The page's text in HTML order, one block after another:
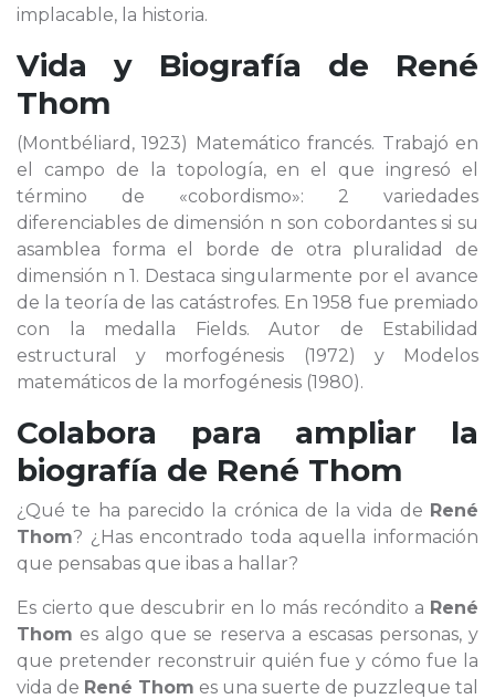
implacable, la historia.
Vida y Biografía de René
Thom
(Montbéliard, 1923) Matemático francés. Trabajó en
el campo de la topología, en el que ingresó el
término de «cobordismo»: 2 variedades
diferenciables de dimensión n son cobordantes si su
asamblea forma el borde de otra pluralidad de
dimensión n 1. Destaca singularmente por el avance
de la teoría de las catástrofes. En 1958 fue premiado
con la medalla Fields. Autor de Estabilidad
estructural y morfogénesis (1972) y Modelos
matemáticos de la morfogénesis (1980).
Colabora para ampliar la
biografía de René Thom
¿Qué te ha parecido la crónica de la vida de René
Thom? ¿Has encontrado toda aquella información
que pensabas que ibas a hallar?
Es cierto que descubrir en lo más recóndito a René
Thom es algo que se reserva a escasas personas, y
que pretender reconstruir quién fue y cómo fue la
vida de René Thom es una suerte de puzzleque tal